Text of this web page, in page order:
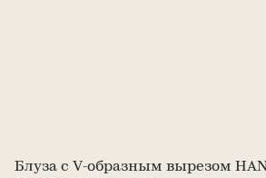
Блуза с V-образным вырезом